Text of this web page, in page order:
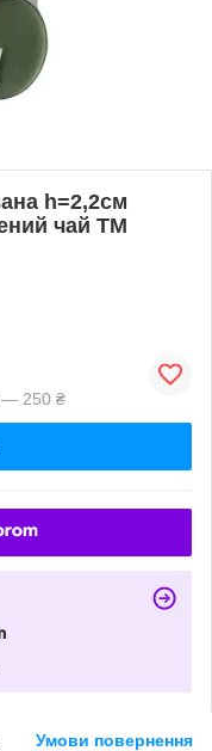
h=2,2см
чай ТМ
— 250 ₴
Умови повернення